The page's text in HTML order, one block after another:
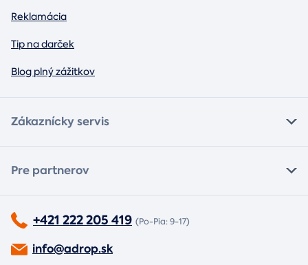
Reklamácia
Tip na darček
Blog plný zážitkov
Zákaznícky servis
Pre partnerov
+421 222 205 419 (Po-Pia: 9-17)
info@adrop.sk